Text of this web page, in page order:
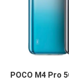
POCO M4 Pro